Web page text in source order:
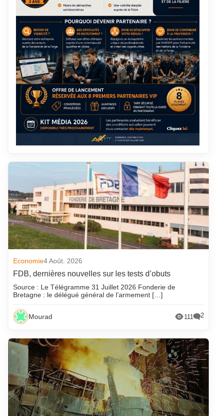
Economie4 Août. 2026
FDB, dernières nouvelles sur les tests d’obuts
Source : Le Télégramme 31 Juillet 2026 Fonderie de
Bretagne : le délégué général de l’armement […]
Mourad 111 2